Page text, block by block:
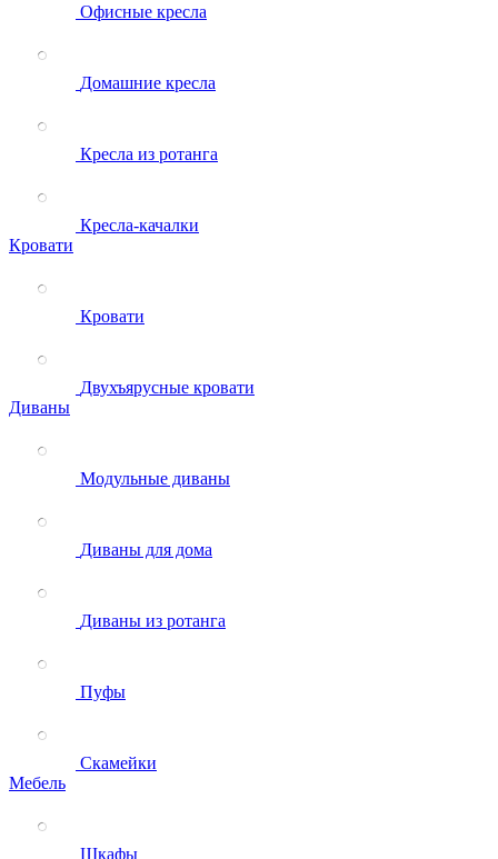
Офисные кресла
Домашние кресла
Кресла из ротанга
Кресла-качалки
Кровати
Кровати
Двухъярусные кровати
Диваны
Модульные диваны
Диваны для дома
Диваны из ротанга
Пуфы
Скамейки
Мебель
Шкафы